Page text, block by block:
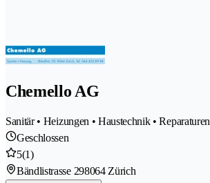
Chemello AG
Sanitär • Heizungen • Haustechnik • Reparaturen
Geschlossen
5(1)
Bändlistrasse 298064 Zürich